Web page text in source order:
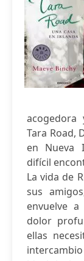
Tara Road,
en Nueva
difícil
La vida de
sus
envuelve
dolor
ellas